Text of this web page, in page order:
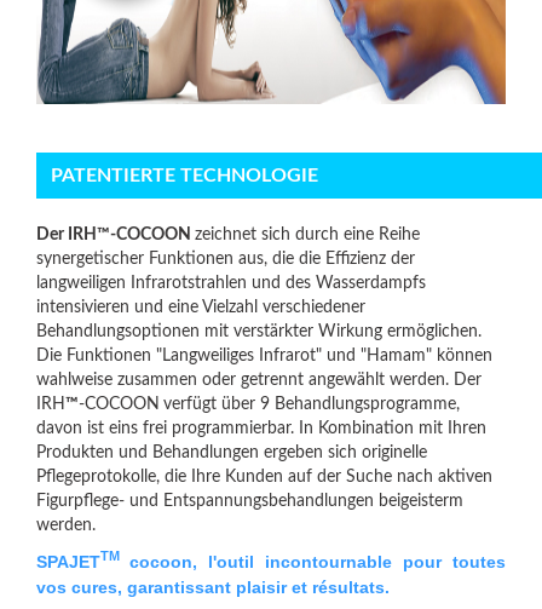
PATENTIERTE TECHNOLOGIE
Der IRH™-COCOON zeichnet sich durch eine Reihe
synergetischer Funktionen aus, die die Effizienz der
langweiligen Infrarotstrahlen und des Wasserdampfs
intensivieren und eine Vielzahl verschiedener
Behandlungsoptionen mit verstärkter Wirkung ermöglichen.
Die Funktionen "Langweiliges Infrarot" und "Hamam" können
wahlweise zusammen oder getrennt angewählt werden. Der
IRH ™-COCOON verfügt über 9 Behandlungsprogramme,
davon ist eins frei programmierbar. In Kombination mit Ihren
Produkten und Behandlungen ergeben sich originelle
Pflegeprotokolle, die Ihre Kunden auf der Suche nach aktiven
Figurpflege- und Entspannungsbehandlungen beigeisterm
werden.
SPAJETTM cocoon, l'outil incontournable pour toutes
vos cures, garantissant plaisir et résultats.